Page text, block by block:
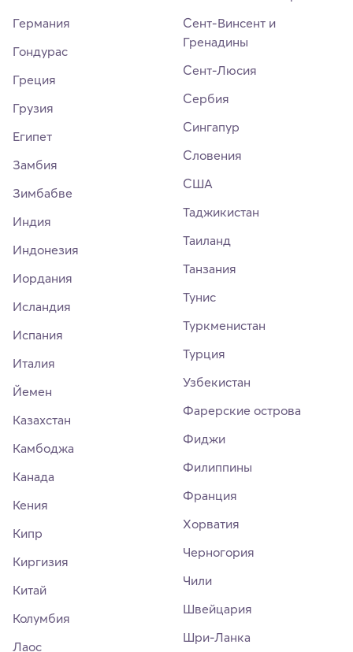
Германия
Гондурас
Греция
Грузия
Египет
Замбия
Зимбабве
Индия
Индонезия
Иордания
Исландия
Испания
Италия
Йемен
Казахстан
Камбоджа
Канада
Кения
Кипр
Киргизия
Китай
Колумбия
Лаос
Сент-Винсент и
Гренадины
Сент-Люсия
Сербия
Сингапур
Словения
США
Таджикистан
Таиланд
Танзания
Тунис
Туркменистан
Турция
Узбекистан
Фарерские острова
Фиджи
Филиппины
Франция
Хорватия
Черногория
Чили
Швейцария
Шри-Ланка